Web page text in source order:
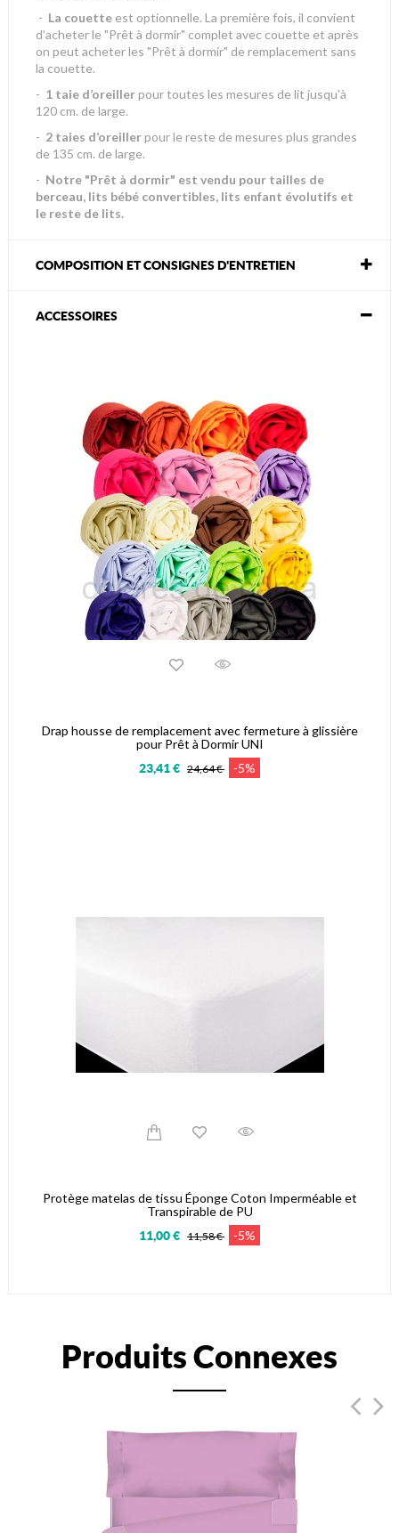
- La couette est optionnelle. La première fois, il convient
d’acheter le "Prêt à dormir" complet avec couette et après
on peut acheter les "Prêt à dormir" de remplacement sans
la couette.
- 1 taie d’oreillerpour toutes les mesures de lit jusqu'à
120 cm. de large.
- 2 taies d’oreillerpour le reste de mesures plus grandes
de 135 cm. de large.
- Notre "Prêt à dormir" est vendu pour tailles de
berceau, lits bébé convertibles, lits enfant évolutifs et
le reste de lits.
COMPOSITION ET CONSIGNES D'ENTRETIEN
ACCESSOIRES
Drap housse de remplacement avec fermeture à glissière
pour Prêt à Dormir UNI
23,41 € 24,64 € -5%
Protège matelas de tissu Éponge Coton Imperméable et
Transpirable de PU
11,00 € 11,58 € -5%
Produits Connexes